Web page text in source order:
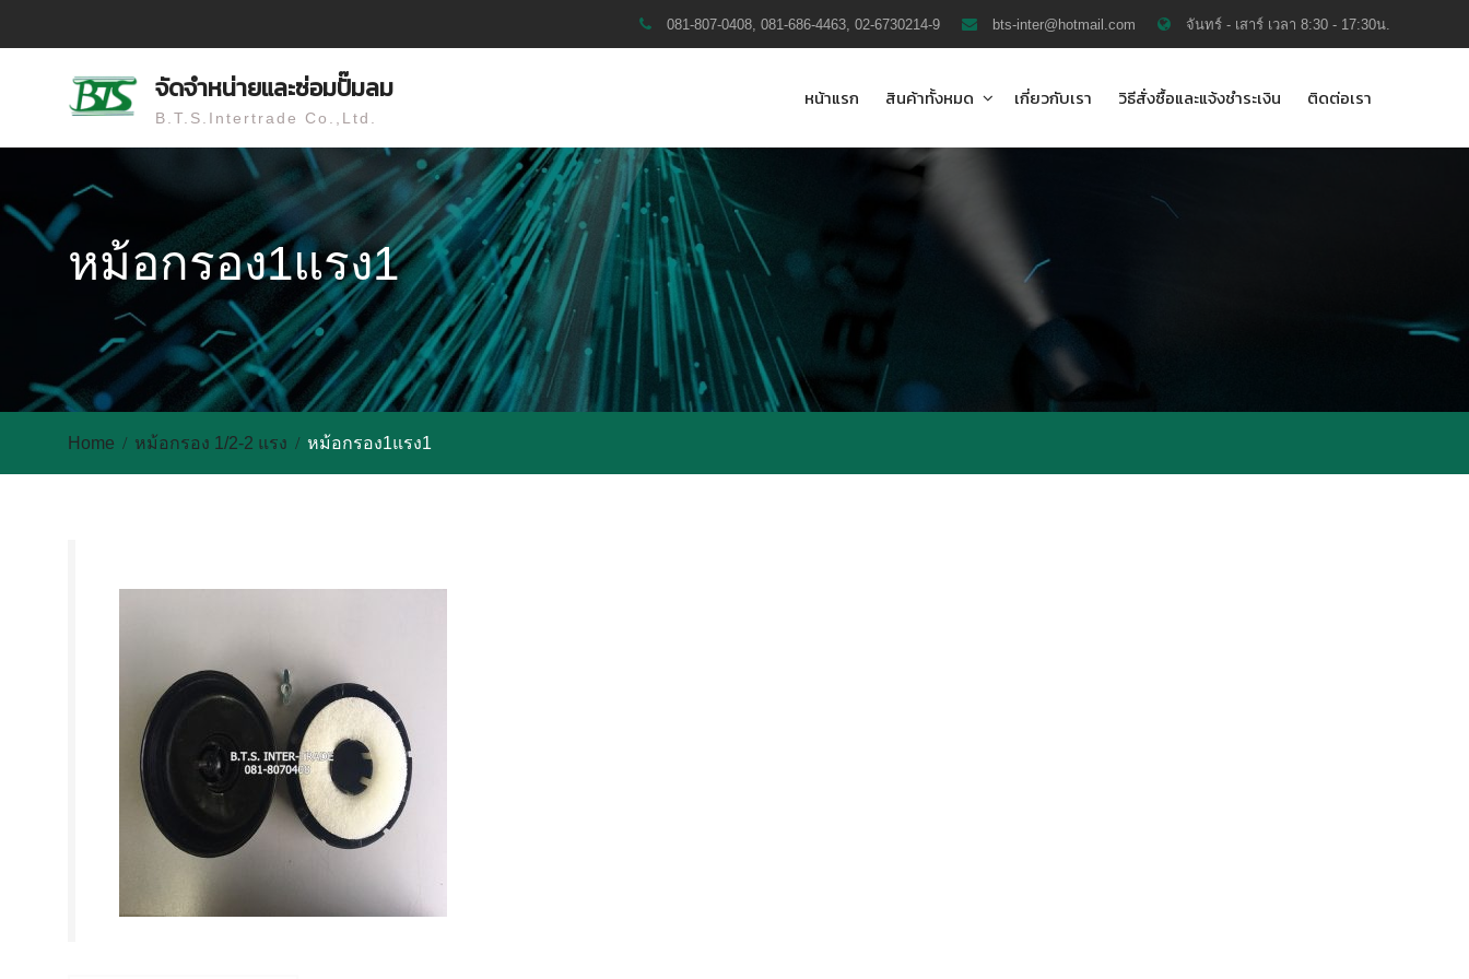
081-807-0408, 081-686-4463, 02-6730214-9 bts-inter@hotmail.com จันทร์ - เสาร์ เวลา 8:30 - 17:30น.
จัดจำหน่ายและซ่อมปั๊มลม
B.T.S.Intertrade Co.,Ltd.
หน้าแรก สินค้าทั้งหมด เกี่ยวกับเรา วิธีสั่งซื้อและแจ้งชำระเงิน ติดต่อเรา
หม้อกรอง1แรง1
Home หม้อกรอง 1/2-2 แรง หม้อกรอง1แรง1